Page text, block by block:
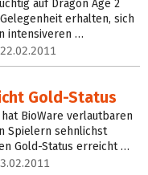
auf Dragon Age 2
erhalten, sich
intensiveren …
22.02.2011
Gold-Status
BioWare verlautbaren
Spielern sehnlichst
Gold-Status erreicht …